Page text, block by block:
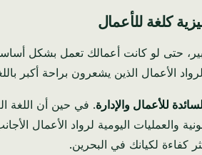
كلغة للأعمال
حتى لو كانت أعمالك تعمل بشكل
لرواد الأعمال الذين يشعرون براحة أكبر
للأعمال والإدارة. في حين أن اللغة
والعمليات اليومية لرواد
كفاءة لكيانك في البحرين.